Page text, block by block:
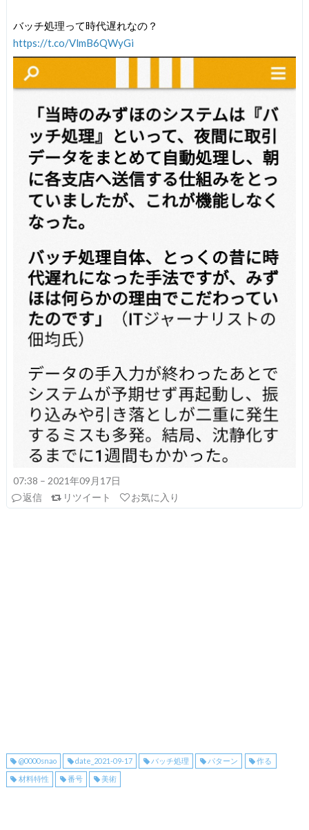
バッチ処理って時代遅れなの？
https://t.co/VlmB6QWyGi
07:38 – 2021年09月17日
返信
リツイート お気に入り
@0000snao date_2021-09-17 バッチ処理 パターン 作る
材料特性 番号 美術